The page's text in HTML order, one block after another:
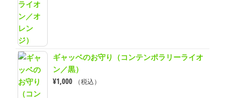
ギャッベのお守り（コンテンポラリーライオ
ン／黒）
¥1,000 （税込）